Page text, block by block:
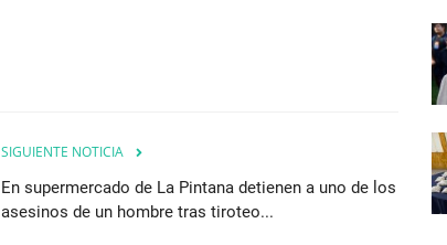
SIGUIENTE NOTICIA
En supermercado de La Pintana detienen a uno de los
asesinos de un hombre tras tiroteo...